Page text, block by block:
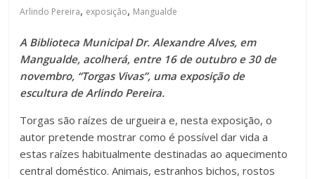
Arlindo Pereira, exposição, Mangualde
A Biblioteca Municipal Dr. Alexandre Alves, em
Mangualde, acolherá, entre 16 de outubro e 30 de
novembro, “Torgas Vivas”, uma exposição de
escultura de Arlindo Pereira.
Torgas são raízes de urgueira e, nesta exposição, o
autor pretende mostrar como é possível dar vida a
estas raízes habitualmente destinadas ao aquecimento
central doméstico. Animais, estranhos bichos, rostos